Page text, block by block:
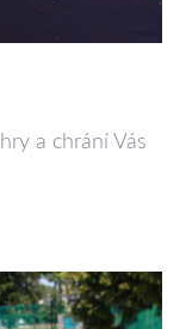
a chrání Vás